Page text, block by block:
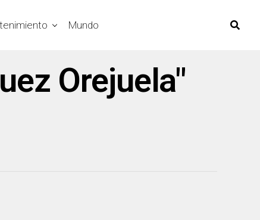
Mundo
Orejuela"